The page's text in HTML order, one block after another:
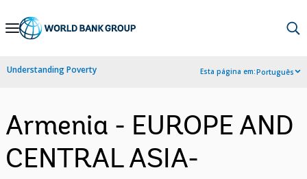
Skip
Navigation
Understanding Poverty Esta página em:Português
Armenia - EUROPE AND
CENTRAL ASIA-